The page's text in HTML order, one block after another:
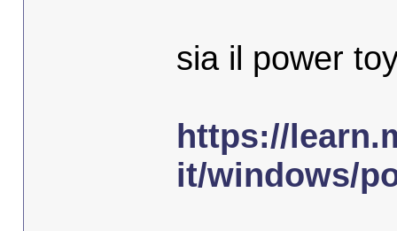
sia il power
https://
it/windows/